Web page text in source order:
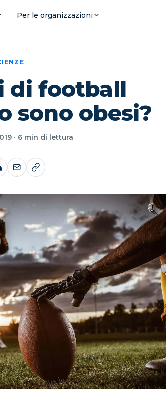
Per le organizzazioni
di football
sono obesi?
· 6 min di lettura